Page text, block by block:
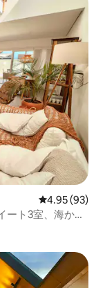
レビュー93
4.95 (93)
ート3室、海から